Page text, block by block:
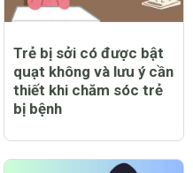
Trẻ bị sởi có được bật
quạt không và lưu ý cần
thiết khi chăm sóc trẻ
bị bệnh